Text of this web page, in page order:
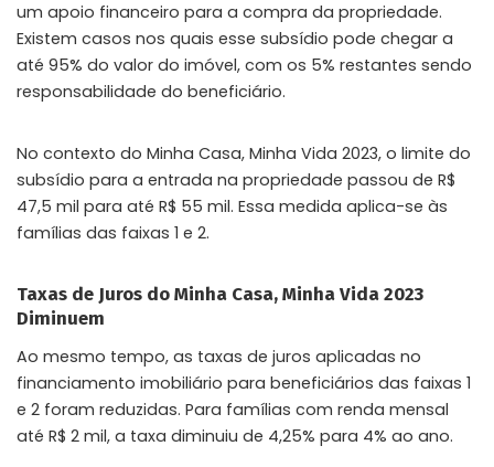
um apoio financeiro para a compra da propriedade.
Existem casos nos quais esse subsídio pode chegar a
até 95% do valor do imóvel, com os 5% restantes sendo
responsabilidade do beneficiário.
No contexto do Minha Casa, Minha Vida 2023, o limite do
subsídio para a entrada na propriedade passou de R$
47,5 mil para até R$ 55 mil. Essa medida aplica-se às
famílias das faixas 1 e 2.
Taxas de Juros do Minha Casa, Minha Vida 2023
Diminuem
Ao mesmo tempo, as taxas de juros aplicadas no
financiamento imobiliário para beneficiários das faixas 1
e 2 foram reduzidas. Para famílias com renda mensal
até R$ 2 mil, a taxa diminuiu de 4,25% para 4% ao ano.